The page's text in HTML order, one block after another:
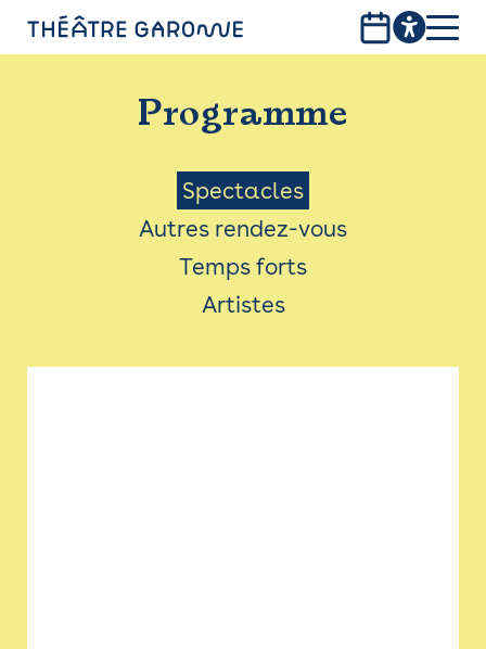
PROGRAMME
INFOS PRATIQUES
AVEC LES PUBLICS
ACCESSIBILITÉ
LES PRODUCTIONS
Programme
Menu
Saison
Spectacles
Autres rendez-vous
Temps forts
Artistes